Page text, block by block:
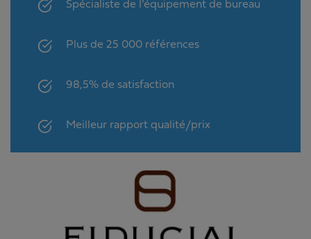
Spécialiste de l’équipement de bureau
Plus de 25 000 références
98,5% de satisfaction
Meilleur rapport qualité/prix